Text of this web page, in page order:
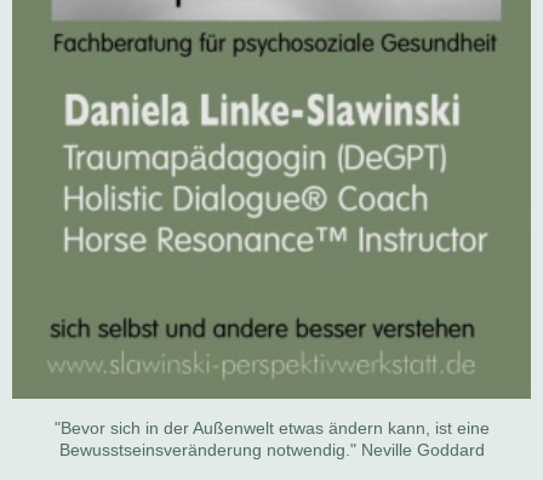
"Bevor sich in der Außenwelt etwas ändern kann, ist eine
Bewusstseinsveränderung notwendig." Neville Goddard